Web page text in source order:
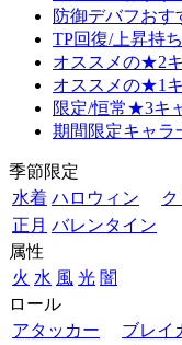
防御デバフおす
TP回復/上昇持
オススメの★2
オススメの★1
限定/恒常★3キ
期間限定キャラ
季節限定
水着 ハロウィン
正月 バレンタイン
属性
火 水 風 光 闇
ロール
アタッカー
ブレイ